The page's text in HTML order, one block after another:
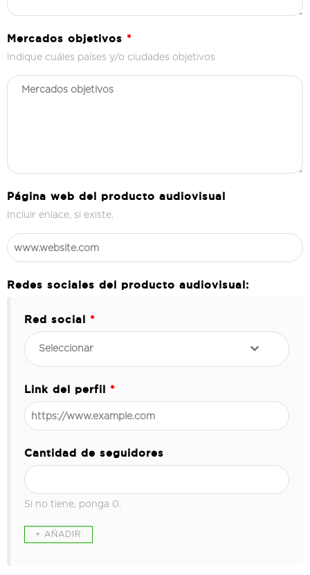
Mercados objetivos *
Indique cuáles países y/o ciudades objetivos
Página web del producto audiovisual
Incluir enlace, si existe.
Redes sociales del producto audiovisual:
Red social *
Seleccionar
Link del perfil *
Cantidad de seguidores
Si no tiene, ponga 0.